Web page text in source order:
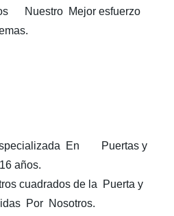
Nuestro Mejor esfuerzo
En Puertas y
años.
cuadrados de la Puerta y
Por Nosotros.